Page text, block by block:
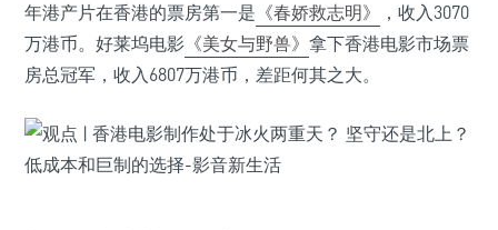
年港产片在香港的票房第一是 《春娇救志明》
，收入3070
万港币。好莱坞电影 《美女与野兽》 拿下香港电影市场票
房总冠军，收入6807万港币，差距何其之大。